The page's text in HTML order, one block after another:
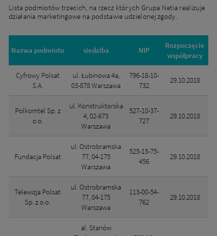
Lista podmiotów trzecich, na rzecz których Grupa Netia realizuje
działania marketingowe na podstawie udzielonej zgody.
Nazwa podmiotu siedziba NIP
Rozpoczęcie
współpracy
Cyfrowy Polsat
S.A.
ul. Łubinowa 4a,
03-878 Warszawa
796-18-10-
732
29.10.2018
Polkomtel Sp. z
o.o.
ul. Konstruktorska
4, 02-673
Warszawa
527-10-37-
727
29.10.2018
Fundacja Polsat
ul. Ostrobramska
77, 04-175
Warszawa
525-15-75-
456
29.10.2018
Telewizja Polsat
Sp. z o.o.
ul. Ostrobramska
77, 04-175
Warszawa
113-00-54-
762
29.10.2018
al. Stanów